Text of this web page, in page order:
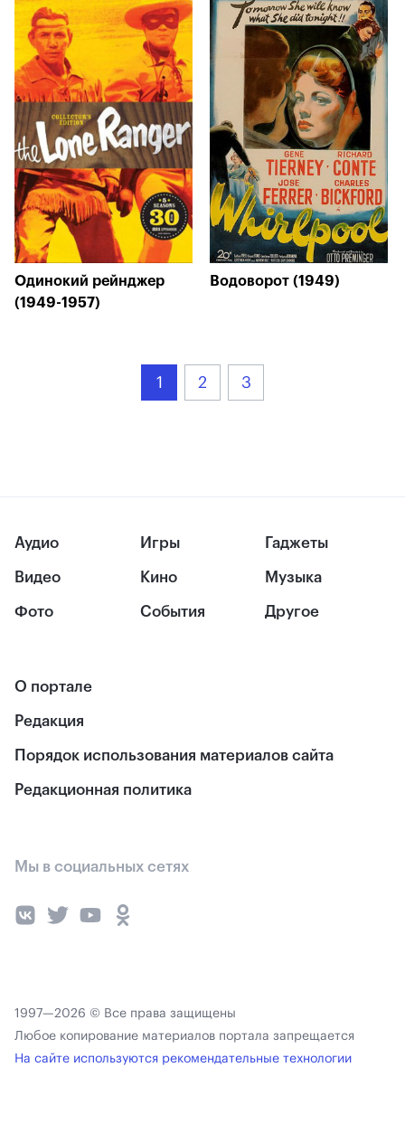
Одинокий рейнджер
(1949-1957)
Водоворот (1949)
1 2 3
Аудио
Видео
Фото
Игры
Кино
События
Гаджеты
Музыка
Другое
О портале
Редакция
Порядок использования материалов сайта
Редакционная политика
Мы в социальных сетях
1997—2026 © Все права защищены
Любое копирование материалов портала запрещается
На сайте используются рекомендательные технологии